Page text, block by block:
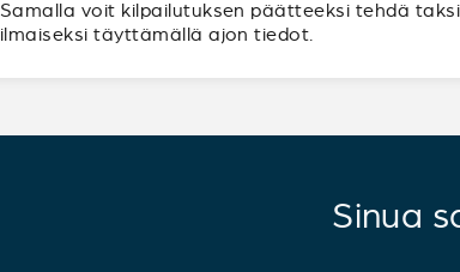
Samalla voit kilpailutuksen päätteeksi tehdä
ilmaiseksi täyttämällä ajon tiedot.
Sinua